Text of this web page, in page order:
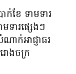
ក់​ខែ ទាមទារ​
ទារ​ផ្សេងៗ​
ាក់​អាជ្ញាធរ
ងចក្រ​